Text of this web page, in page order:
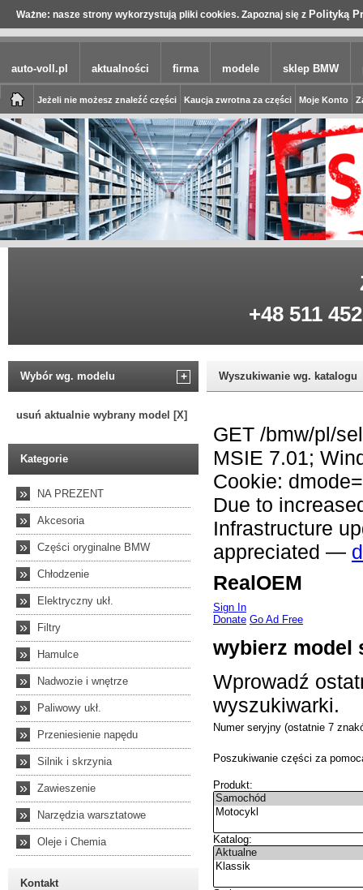
Ważne: nasze strony wykorzystują pliki cookies. Zapoznaj się z Polityką
auto-voll.pl aktualności firma modele sklep BMW
Jeżeli nie możesz znaleźć części Kaucja zwrotna za części Moje Konto
+48 511
Wybór wg. modelu +
usuń aktualnie wybrany model [X]
Kategorie
» NA PREZENT
» Akcesoria
» Części oryginalne BMW
» Chłodzenie
» Elektryczny ukł.
» Filtry
» Hamulce
» Nadwozie i wnętrze
» Paliwowy ukł.
» Przeniesienie napędu
» Silnik i skrzynia
» Zawieszenie
» Narzędzia warsztatowe
» Oleje i Chemia
Kontakt
Wyszukiwanie wg. katalogu